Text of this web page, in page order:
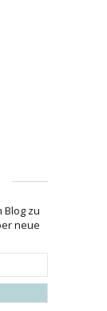
Blog zu
neue